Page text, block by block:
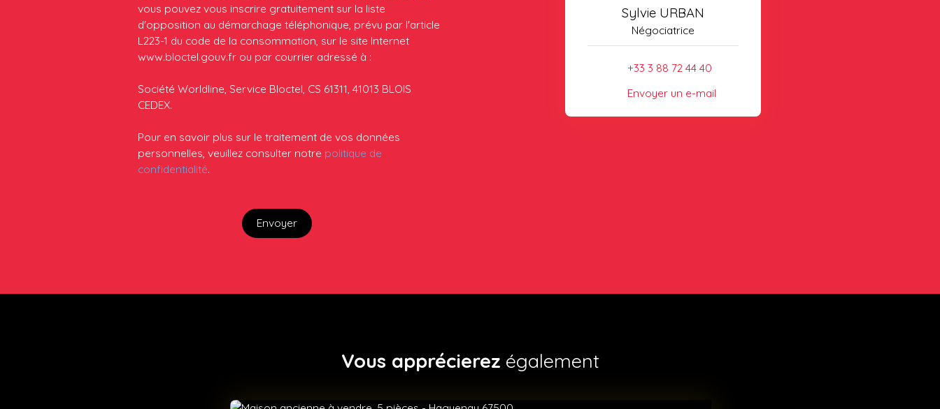
vous pouvez vous inscrire gratuitement sur la liste
d'opposition au démarchage téléphonique, prévu par l'article
L223-1 du code de la consommation, sur le site Internet
www.bloctel.gouv.fr ou par courrier adressé à :
Société Worldline, Service Bloctel, CS 61311, 41013 BLOIS
CEDEX.
Pour en savoir plus sur le traitement de vos données
personnelles, veuillez consulter notre politique de
confidentialité.
Envoyer
Sylvie URBAN
Négociatrice
+33 3 88 72 44 40
Envoyer un e-mail
Vous apprécierez également